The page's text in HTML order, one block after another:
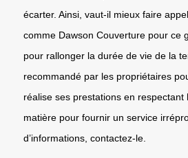
écarter. Ainsi, vaut-il mieux faire
comme Dawson Couverture pour ce
pour rallonger la durée de vie de la
recommandé par les propriétaires
réalise ses prestations en respectant
matière pour fournir un service
d’informations, contactez-le.